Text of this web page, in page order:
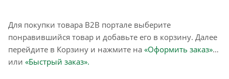
Для покупки товара B2B портале выберите
понравившийся товар и добавьте его в корзину. Далее
перейдите в Корзину и нажмите на «Оформить заказ»
или «Быстрый заказ».